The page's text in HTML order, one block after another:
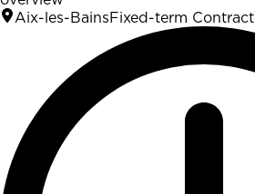
Aix-les-Bains Fixed-term Contract